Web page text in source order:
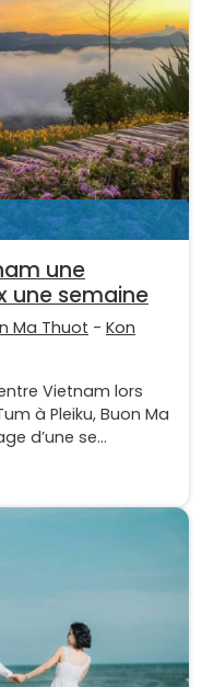
une
une semaine
Ma Thuot - Kon
Vietnam lors
à Pleiku, Buon Ma
d’une se...